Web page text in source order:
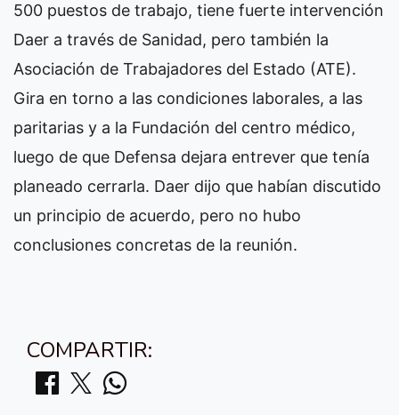
500 puestos de trabajo, tiene fuerte intervención
Daer a través de Sanidad, pero también la
Asociación de Trabajadores del Estado (ATE).
Gira en torno a las condiciones laborales, a las
paritarias y a la Fundación del centro médico,
luego de que Defensa dejara entrever que tenía
planeado cerrarla. Daer dijo que habían discutido
un principio de acuerdo, pero no hubo
conclusiones concretas de la reunión.
COMPARTIR: